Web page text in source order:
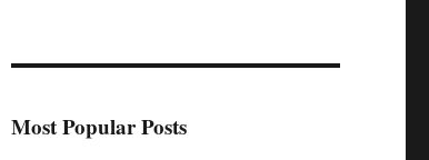
Most Popular Posts